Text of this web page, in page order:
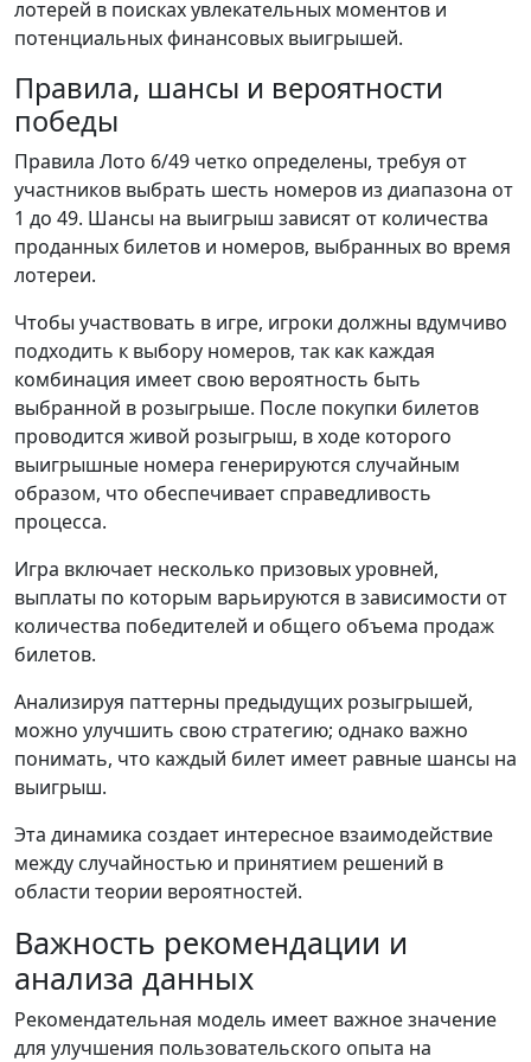
лотерей в поисках увлекательных моментов и
потенциальных финансовых выигрышей.
Правила, шансы и вероятности
победы
Правила Лото 6/49 четко определены, требуя от
участников выбрать шесть номеров из диапазона от
1 до 49. Шансы на выигрыш зависят от количества
проданных билетов и номеров, выбранных во время
лотереи.
Чтобы участвовать в игре, игроки должны вдумчиво
подходить к выбору номеров, так как каждая
комбинация имеет свою вероятность быть
выбранной в розыгрыше. После покупки билетов
проводится живой розыгрыш, в ходе которого
выигрышные номера генерируются случайным
образом, что обеспечивает справедливость
процесса.
Игра включает несколько призовых уровней,
выплаты по которым варьируются в зависимости от
количества победителей и общего объема продаж
билетов.
Анализируя паттерны предыдущих розыгрышей,
можно улучшить свою стратегию; однако важно
понимать, что каждый билет имеет равные шансы на
выигрыш.
Эта динамика создает интересное взаимодействие
между случайностью и принятием решений в
области теории вероятностей.
Важность рекомендации и
анализа данных
Рекомендательная модель имеет важное значение
для улучшения пользовательского опыта на